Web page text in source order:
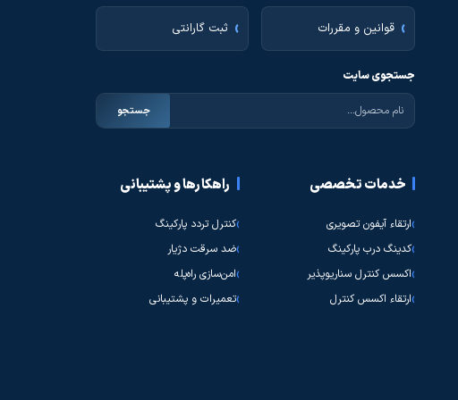
قوانین و مقررات ثبت گارانتی
جستجوی سایت
جستجو
خدمات تخصصی
ارتقاء آیفون تصویری
کدینگ درب پارکینگ
اکسس کنترل سناریوپذیر
ارتقاء اکسس کنترل
راهکارها و پشتیبانی
کنترل تردد پارکینگ
ضد سرقت دژیار
امن‌سازی راه‌پله
تعمیرات و پشتیبانی